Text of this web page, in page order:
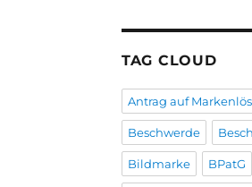
TAG CLOUD
Antrag auf
Beschwerde
Bildmarke BPatG